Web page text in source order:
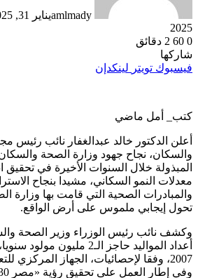
amlmadyيناير 31, 2025
2025
0
2 دقائق
شاركها
فيسبوك تويتر لينكدإن
كتب_ أمل ماضي
أعلن الدكتور خالد عبدالغفار نائب رئيس
والسكان، نجاح جهود وزارة الصحة
المبذولة خلال السنوات الأخيرة في
معدلات النمو السكاني، مشيدا بنجاح
والمبادرات الصحية التي قامت بها وزارة
تحول إيجابي ملموس على أرض الواقع.
وكشف نائب رئيس الوزراء وزير الصحة
أعداد المواليد حاجز الـ2
2007، وفقا لإحصائيات، الجهاز المركزي